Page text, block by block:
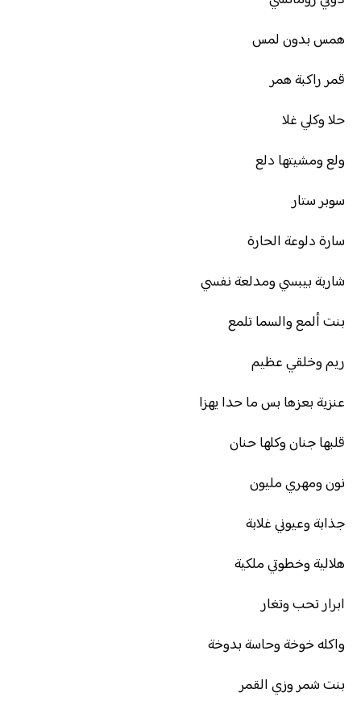
همس بدون لمس
قمر راكبة همر
حلا وكلي غلا
ولع ومشيتها دلع
سوبر ستار
سارة دلوعة الحارة
شاربة بيبسي ومدلعة نفسي
بنت ألمع والسما تلمع
ريم وخلقي عظيم
عنزية بعزها بس ما حدا يهزا
قلبها جنان وكلها حنان
نون ومهري مليون
جذابة وعيوني غلابة
هلالية وخطوتي ملكية
ابرار تحب وتغار
واكله خوخة وحاسة بدوخة
بنت شمر وزي القمر